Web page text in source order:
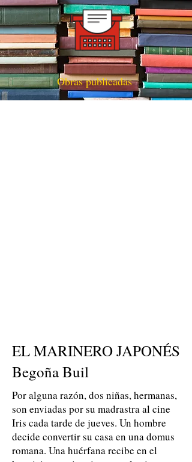
Obras publicadas
EL MARINERO JAPONÉS
Begoña Buil
Por alguna razón, dos niñas, hermanas,
son enviadas por su madrastra al cine
Iris cada tarde de jueves. Un hombre
decide convertir su casa en una domus
romana. Una huérfana recibe en el